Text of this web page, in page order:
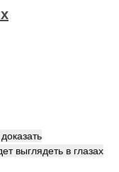
выглядеть в глазах